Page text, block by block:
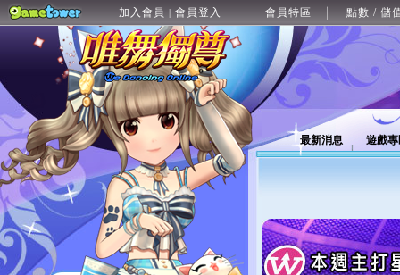
加入會員 | 會員登入 會員特區 點數 / 儲
最新消息 遊戲